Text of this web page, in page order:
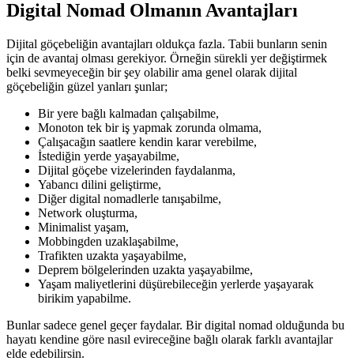
Digital Nomad Olmanın Avantajları
Dijital göçebeliğin avantajları oldukça fazla. Tabii bunların senin
için de avantaj olması gerekiyor. Örneğin sürekli yer değiştirmek
belki sevmeyeceğin bir şey olabilir ama genel olarak dijital
göçebeliğin güzel yanları şunlar;
Bir yere bağlı kalmadan çalışabilme,
Monoton tek bir iş yapmak zorunda olmama,
Çalışacağın saatlere kendin karar verebilme,
İstediğin yerde yaşayabilme,
Dijital göçebe vizelerinden faydalanma,
Yabancı dilini geliştirme,
Diğer digital nomadlerle tanışabilme,
Network oluşturma,
Minimalist yaşam,
Mobbingden uzaklaşabilme,
Trafikten uzakta yaşayabilme,
Deprem bölgelerinden uzakta yaşayabilme,
Yaşam maliyetlerini düşürebileceğin yerlerde yaşayarak
birikim yapabilme.
Bunlar sadece genel geçer faydalar. Bir digital nomad olduğunda bu
hayatı kendine göre nasıl evireceğine bağlı olarak farklı avantajlar
elde edebilirsin.